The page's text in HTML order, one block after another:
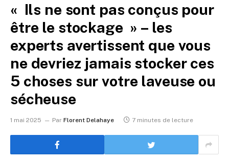
« Ils ne sont pas conçus pour
être le stockage » – les
experts avertissent que vous
ne devriez jamais stocker ces
5 choses sur votre laveuse ou
sécheuse
1 mai 2025 Par Florent Delahaye 7 minutes de lecture